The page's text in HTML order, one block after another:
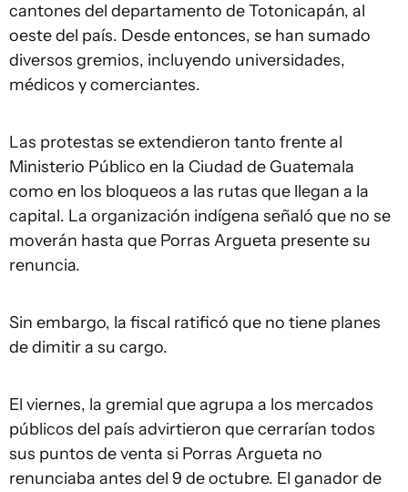
cantones del departamento de Totonicapán, al
oeste del país. Desde entonces, se han sumado
diversos gremios, incluyendo universidades,
médicos y comerciantes.
Las protestas se extendieron tanto frente al
Ministerio Público en la Ciudad de Guatemala
como en los bloqueos a las rutas que llegan a la
capital. La organización indígena señaló que no se
moverán hasta que Porras Argueta presente su
renuncia.
Sin embargo, la fiscal ratificó que no tiene planes
de dimitir a su cargo.
El viernes, la gremial que agrupa a los mercados
públicos del país advirtieron que cerrarían todos
sus puntos de venta si Porras Argueta no
renunciaba antes del 9 de octubre. El ganador de